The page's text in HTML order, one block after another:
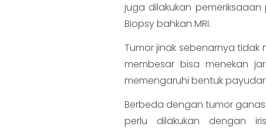
juga dilakukan pemeriksaaan
Biopsy bahkan MRI.
Tumor jinak sebenarnya tidak
membesar bisa menekan
memengaruhi bentuk
Berbeda dengan tumor
perlu dilakukan dengan